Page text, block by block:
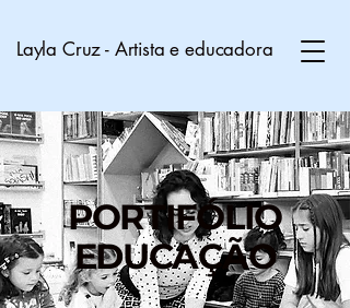
Layla Cruz - Artista e educadora
PORTIFÓLIO
EDUCAÇÃO